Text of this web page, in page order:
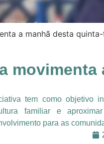
a manhã desta
tem como objetivo
familiar e
para as